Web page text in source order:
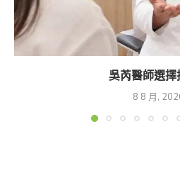
吳芮醫師選擇
8 8 月,